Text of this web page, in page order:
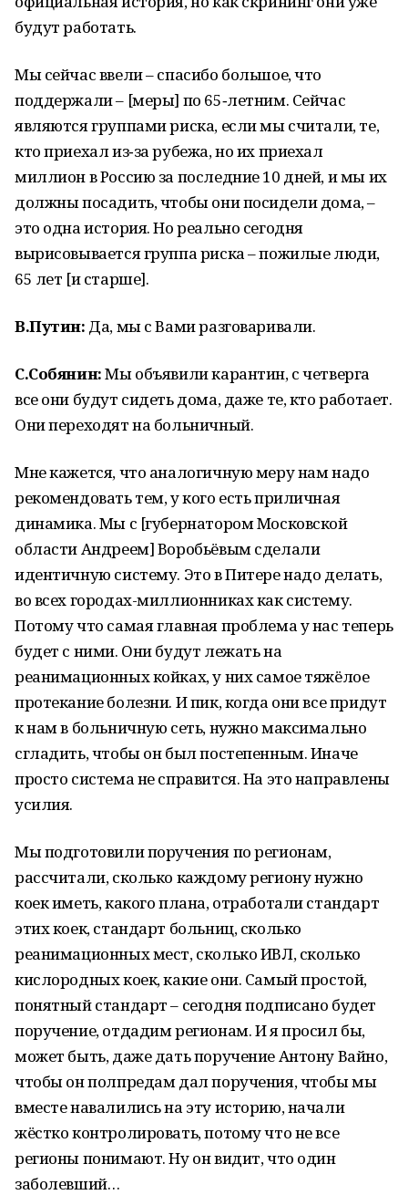
будут работать.
Мы сейчас ввели – спасибо большое, что
поддержали – [меры] по 65‑летним. Сейчас
являются группами риска, если мы считали, те,
кто приехал из‑за рубежа, но их приехал
миллион в Россию за последние 10 дней, и мы их
должны посадить, чтобы они посидели дома, –
это одна история. Но реально сегодня
вырисовывается группа риска – пожилые люди,
65 лет [и старше].
В.Путин: Да, мы с Вами разговаривали.
С.Собянин:Мы объявили карантин, с четверга
все они будут сидеть дома, даже те, кто работает.
Они переходят на больничный.
Мне кажется, что аналогичную меру нам надо
рекомендовать тем, у кого есть приличная
динамика. Мы с [губернатором Московской
области Андреем] Воробьёвым сделали
идентичную систему. Это в Питере надо делать,
во всех городах-миллионниках как систему.
Потому что самая главная проблема у нас теперь
будет с ними. Они будут лежать на
реанимационных койках, у них самое тяжёлое
протекание болезни. И пик, когда они все придут
к нам в больничную сеть, нужно максимально
сгладить, чтобы он был постепенным. Иначе
просто система не справится. На это направлены
усилия.
Мы подготовили поручения по регионам,
рассчитали, сколько каждому региону нужно
коек иметь, какого плана, отработали стандарт
этих коек, стандарт больниц, сколько
реанимационных мест, сколько ИВЛ, сколько
кислородных коек, какие они. Самый простой,
понятный стандарт – сегодня подписано будет
поручение, отдадим регионам. И я просил бы,
может быть, даже дать поручение Антону Вайно,
чтобы он полпредам дал поручения, чтобы мы
вместе навалились на эту историю, начали
жёстко контролировать, потому что не все
регионы понимают. Ну он видит, что один
заболевший…